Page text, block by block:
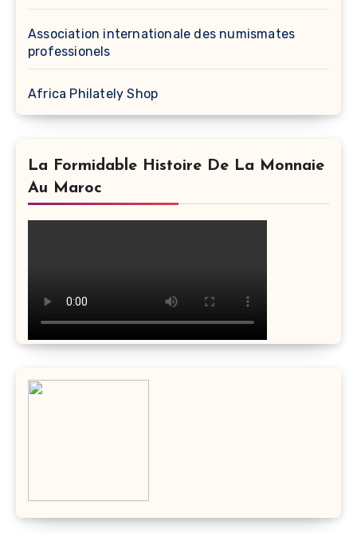
Association internationale des numismates
professionels
Africa Philately Shop
La Formidable Histoire De La Monnaie
Au Maroc